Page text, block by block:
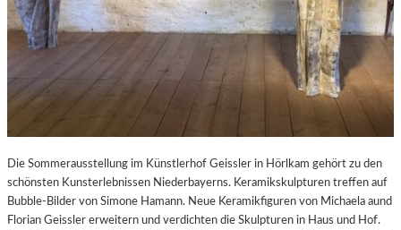
Die Sommerausstellung im Künstlerhof Geissler in Hörlkam gehört zu den
schönsten Kunsterlebnissen Niederbayerns. Keramikskulpturen treffen auf
Bubble-Bilder von Simone Hamann. Neue Keramikfiguren von Michaela aund
Florian Geissler erweitern und verdichten die Skulpturen in Haus und Hof.